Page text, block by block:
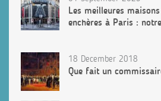
Les meilleures
enchères à Paris :
18 December 2018
Que fait un